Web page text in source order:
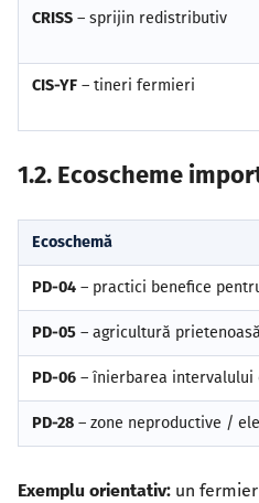
CRISS – sprijin redistributiv
CIS-YF – tineri fermieri
1.2. Ecoscheme
Ecoschemă
PD-04 – practici benefice
PD-05 – agricultură
PD-06 – înierbarea intervalului
PD-28 – zone neproductive /
Exemplu orientativ: un